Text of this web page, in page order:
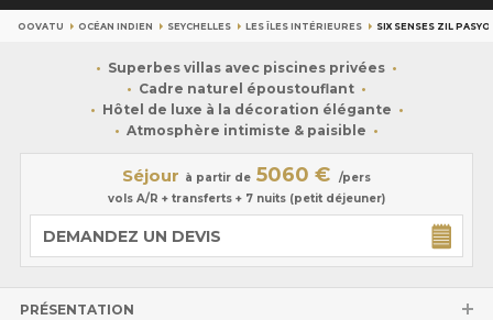
OOVATU OCÉAN INDIEN SEYCHELLES LES ÎLES INTÉRIEURES SIX SENSES ZIL
Superbes villas avec piscines privées
Cadre naturel époustouflant
Hôtel de luxe à la décoration élégante
Atmosphère intimiste & paisible
Séjour à partir de 5060 €
/pers
vols A/R + transferts + 7 nuits (petit déjeuner)
DEMANDEZ UN DEVIS
PRÉSENTATION